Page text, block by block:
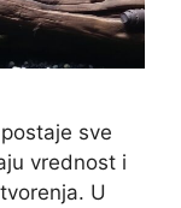
sve
vrednost i
U